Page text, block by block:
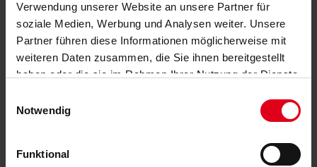
Verwendung unserer Website an unsere Partner für
soziale Medien, Werbung und Analysen weiter. Unsere
Partner führen diese Informationen möglicherweise mit
weiteren Daten zusammen, die Sie ihnen bereitgestellt
haben oder die sie im Rahmen Ihrer Nutzung der Dienste
Notwendig
Funktional